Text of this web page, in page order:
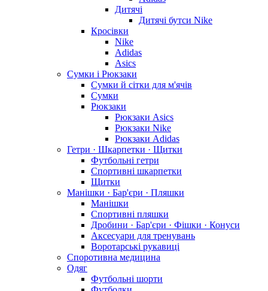
Дитячі
Дитячі бутси Nike
Кросівки
Nike
Adidas
Asics
Сумки і Рюкзаки
Сумки й сітки для м'ячів
Сумки
Рюкзаки
Рюкзаки Asics
Рюкзаки Nike
Рюкзаки Adidas
Гетри · Шкарпетки · Щитки
Футбольні гетри
Спортивні шкарпетки
Щитки
Манішки · Бар'єри · Пляшки
Манішки
Спортивні пляшки
Дробини · Бар'єри · Фішки · Конуси
Аксесуари для тренувань
Воротарські рукавиці
Споротивна медицина
Одяг
Футбольні шорти